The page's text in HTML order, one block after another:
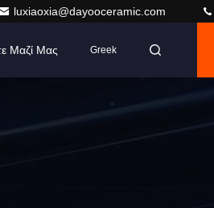
luxiaoxia@dayooceramic.com
Μαζί Μας Greek